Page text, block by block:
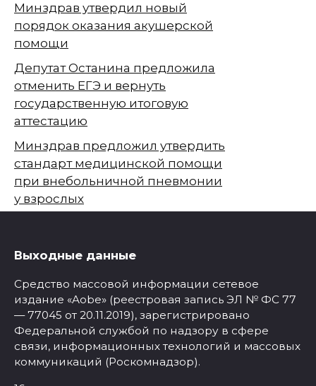
Минздрав утвердил новый
порядок оказания акушерской
помощи
Депутат Останина предложила
отменить ЕГЭ и вернуть
государственную итоговую
аттестацию
Минздрав предложил утвердить
стандарт медицинской помощи
при внебольничной пневмонии
у взрослых
Выходные данные
Средство массовой информации сетевое
издание «Aobe» (реестровая запись ЭЛ № ФС 77
— 77045 от 20.11.2019), зарегистрировано
Федеральной службой по надзору в сфере
связи, информационных технологий и массовых
коммуникаций (Роскомнадзор).